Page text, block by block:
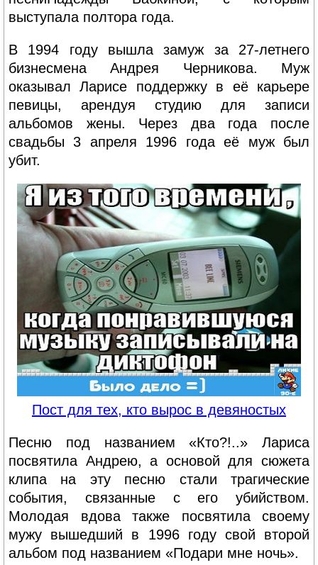
выступала полтора года.
В 1994 году вышла замуж за 27-летнего
бизнесмена Андрея Черникова. Муж
оказывал Ларисе поддержку в её карьере
певицы, арендуя студию для записи
альбомов жены. Через два года после
свадьбы 3 апреля 1996 года её муж был
убит.
Пост для тех, кто вырос в девяностых
Песню под названием «Кто?!..» Лариса
посвятила Андрею, а основой для сюжета
клипа на эту песню стали трагические
события, связанные с его убийством.
Молодая вдова также посвятила своему
мужу вышедший в 1996 году свой второй
альбом под названием «Подари мне ночь».